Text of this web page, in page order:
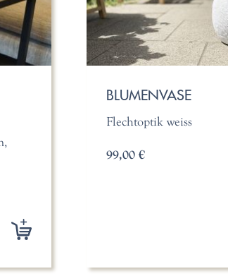
BLUMENVASE
Flechtoptik weiss
99,00 €